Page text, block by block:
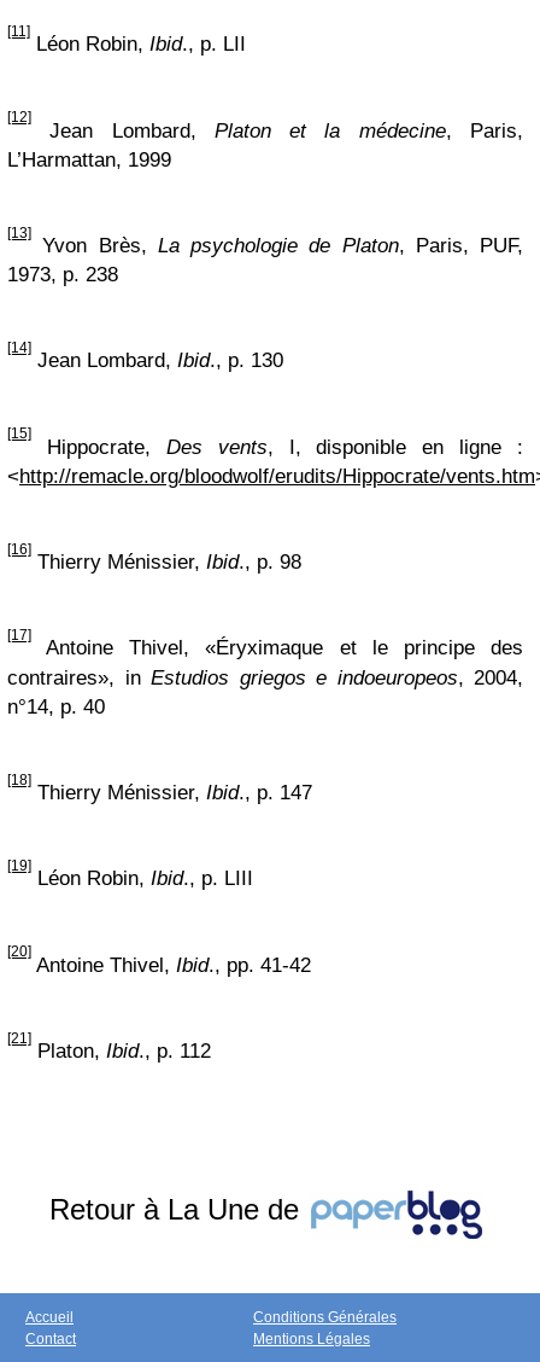
[11]
Léon Robin, Ibid., p. LII
[12]
Jean Lombard, Platon et la médecine, Paris,
L’Harmattan, 1999
[13]
Yvon Brès, La psychologie de Platon, Paris, PUF,
1973, p. 238
[14]
Jean Lombard, Ibid., p. 130
[15]
Hippocrate, Des vents, I, disponible en ligne :
<http://remacle.org/bloodwolf/erudits/Hippocrate/vents.htm
[16]
Thierry Ménissier, Ibid., p. 98
[17]
Antoine Thivel, «Éryximaque et le principe des
contraires», in Estudios griegos e indoeuropeos, 2004,
n°14, p. 40
[18]
Thierry Ménissier, Ibid., p. 147
[19]
Léon Robin, Ibid., p. LIII
[20]
Antoine Thivel, Ibid., pp. 41-42
[21]
Platon, Ibid., p. 112
Retour à La Une de
Accueil
Contact
Conditions Générales
Mentions Légales